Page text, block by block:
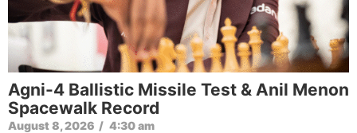
Agni-4 Ballistic Missile Test & Anil Menon
Spacewalk Record
August 8, 2026 / 4:30 am